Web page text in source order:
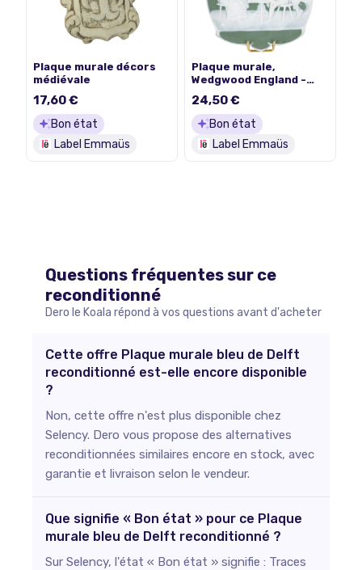
Plaque murale décors
médiévale
17,60 €
Bon état
Label Emmaüs
Plaque murale,
Wedgwood England -
24,50 €
Bon état
Label Emmaüs
Questions fréquentes sur ce
reconditionné
Dero le Koala répond à vos questions avant d'acheter
Cette offre Plaque murale bleu de Delft
reconditionné est-elle encore disponible
?
Non, cette offre n'est plus disponible chez
Selency. Dero vous propose des alternatives
reconditionnées similaires encore en stock, avec
garantie et livraison selon le vendeur.
Que signifie « Bon état » pour ce Plaque
murale bleu de Delft reconditionné ?
Sur Selency, l'état « Bon état » signifie : Traces